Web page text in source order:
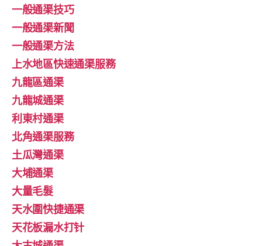
一般通渠技巧
一般通渠新聞
一般通渠方法
上水地區快速通渠服務
九龍區通渠
九龍城通渠
利東村通渠
北角通渠服務
土瓜灣通渠
大埔通渠
大量毛髮
天水圍快捷通渠
天花板漏水打针